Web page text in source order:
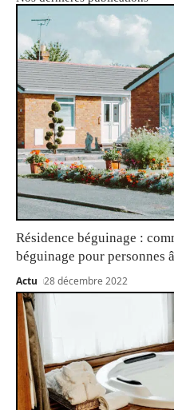
Résidence béguinage :
béguinage pour personnes
Actu 28 décembre 2022